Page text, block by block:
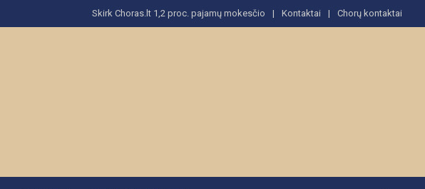
Skirk Choras.lt 1,2 proc. pajamų mokesčio Kontaktai Chorų kontaktai